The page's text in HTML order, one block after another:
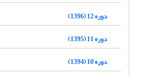
دوره 12 (1396)
دوره 11 (1395)
دوره 10 (1394)